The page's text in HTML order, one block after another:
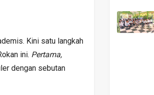
Kini satu langkah
ini. Pertama,
dengan sebutan